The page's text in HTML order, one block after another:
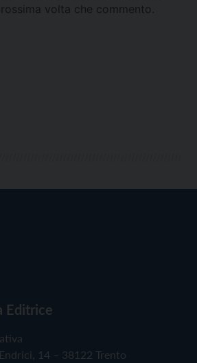
volta che commento.
Editrice
14 – 38122 Trento